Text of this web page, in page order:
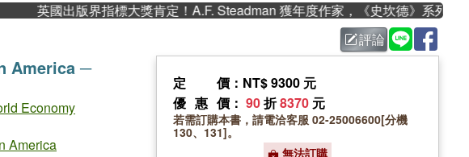
英國出版界指標大獎肯定！A.F. Steadman 獲年度作家，《史坎德》系列帶你踏
評論
America ─
Economy
America
定價 ：NT$ 9300 元
優惠價 ： 90折8370 元
若需訂購本書，請電洽客服 02-25006600[分機
130、131]。
無法訂購